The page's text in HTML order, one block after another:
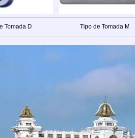
Tomada D Tipo de Tomada M